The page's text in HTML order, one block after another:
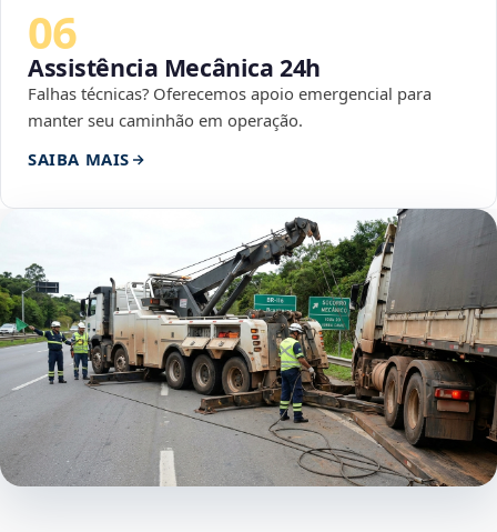
06
Assistência Mecânica 24h
Falhas técnicas? Oferecemos apoio emergencial para
manter seu caminhão em operação.
SAIBA MAIS